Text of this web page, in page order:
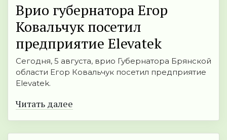
Врио губернатора Егор
Ковальчук посетил
предприятие Elevatek
Сегодня, 5 августа, врио Губернатора Брянской
области Егор Ковальчук посетил предприятие
Elevatek.
Читать далее